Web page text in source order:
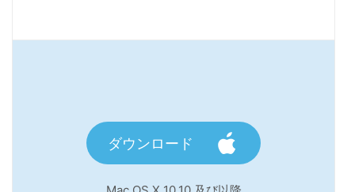
ダウンロード